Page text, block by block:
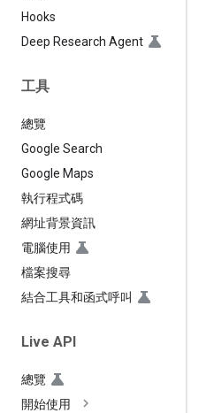
Hooks
Deep Research Agent
工具
總覽
Google Search
Google Maps
執行程式碼
網址背景資訊
電腦使用
檔案搜尋
結合工具和函式呼叫
Live API
總覽
開始使用